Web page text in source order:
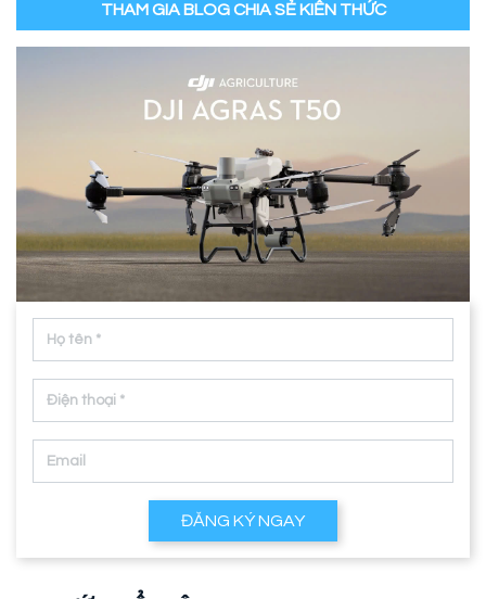
THAM GIA BLOG CHIA SẺ KIẾN THỨC
ĐĂNG KÝ NGAY